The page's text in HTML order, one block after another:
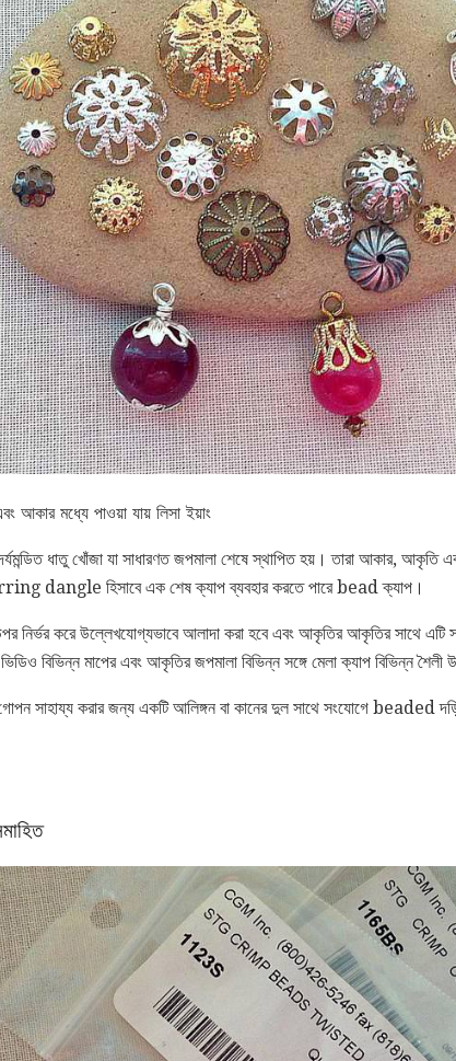
আকার মধ্যে পাওয়া যায় লিসা ইয়াং
ধাতু খোঁজা যা সাধারণত জপমালা শেষে স্থাপিত হয়। তারা আকার, আকৃতি
dangle হিসাবে এক শেষ ক্যাপ ব্যবহার করতে পারে bead ক্যাপ।
নির্ভর করে উল্লেখযোগ্যভাবে আলাদা করা হবে এবং আকৃতির আকৃতির সাথে এটি
বিভিন্ন মাপের এবং আকৃতির জপমালা বিভিন্ন সঙ্গে মেলা ক্যাপ বিভিন্ন শৈলী
সাহায্য করার জন্য একটি আলিঙ্গন বা কানের দুল সাথে সংযোগে beaded